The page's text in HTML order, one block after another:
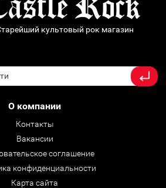
культовый рок магазин
О компании
Контакты
Вакансии
соглашение
конфиденциальности
Карта сайта